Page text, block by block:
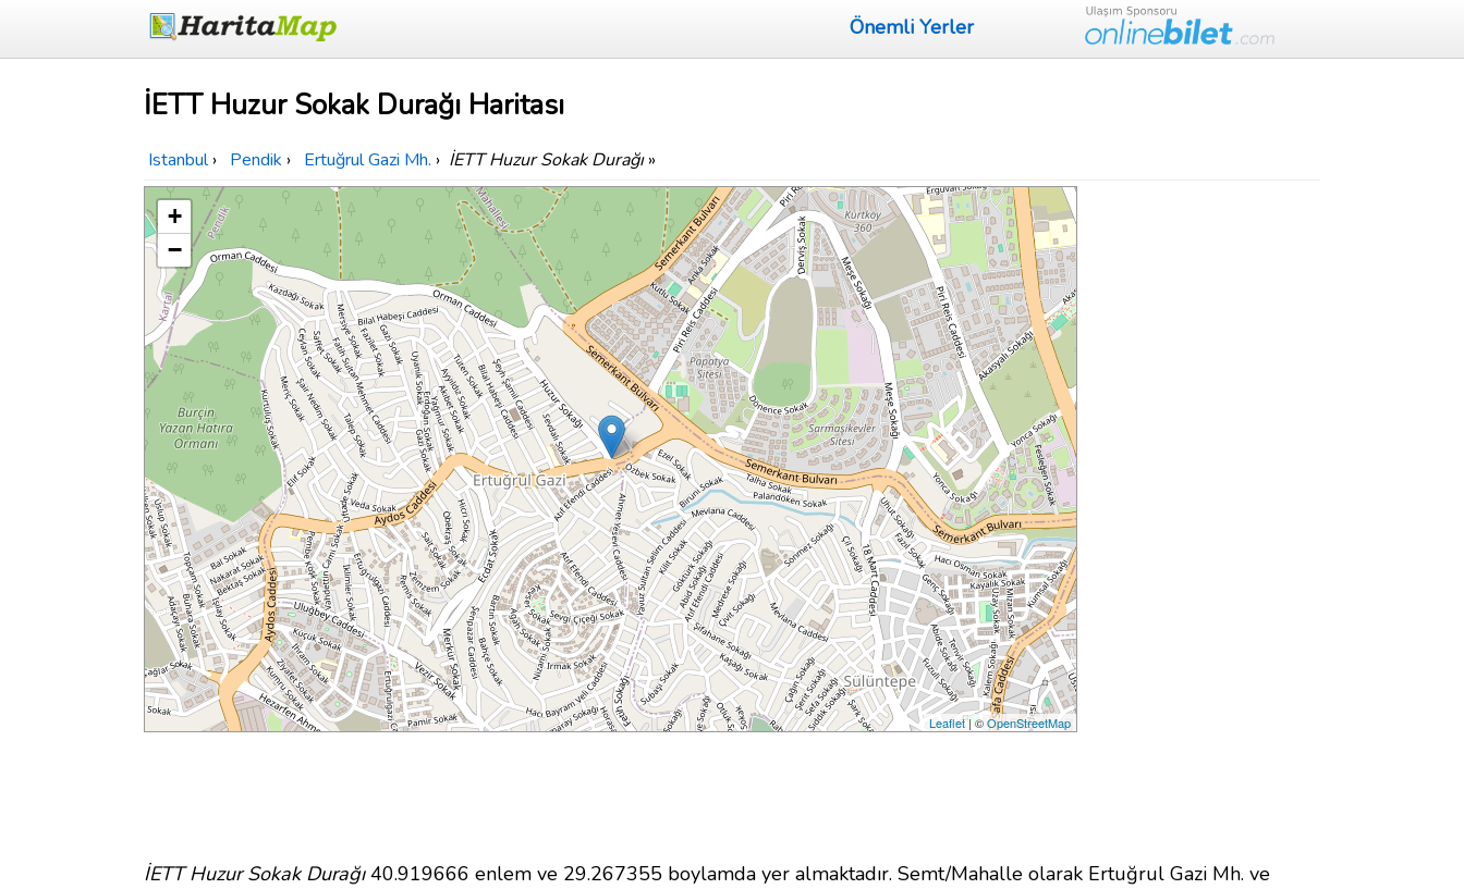
Önemli Yerler
İETT Huzur Sokak Durağı Haritası
Istanbul › Pendik › Ertuğrul Gazi Mh. › İETT Huzur Sokak Durağı»
+
−
Leaflet| ©OpenStreetMap
İETT Huzur Sokak Durağı40.919666 enlem ve 29.267355 boylamda yer almaktadır. Semt/Mahalle olarak Ertuğrul Gazi Mh. ve